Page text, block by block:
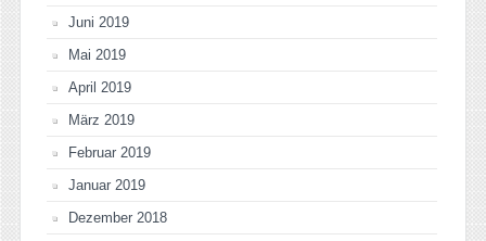
Juni 2019
Mai 2019
April 2019
März 2019
Februar 2019
Januar 2019
Dezember 2018